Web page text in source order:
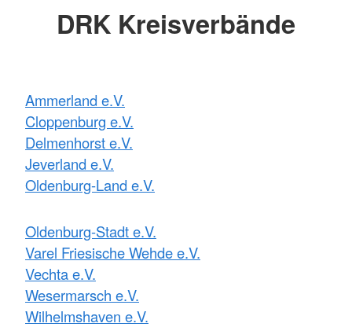
DRK Kreisverbände
Ammerland e.V.
Cloppenburg e.V.
Delmenhorst e.V.
Jeverland e.V.
Oldenburg-Land e.V.
Oldenburg-Stadt e.V.
Varel Friesische Wehde e.V.
Vechta e.V.
Wesermarsch e.V.
Wilhelmshaven e.V.